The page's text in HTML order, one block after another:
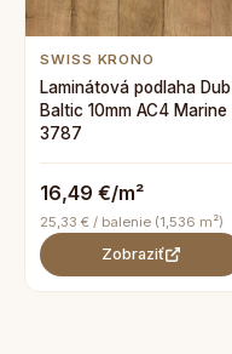
SWISS KRONO
Laminátová podlaha Dub
Baltic 10mm AC4 Marine
3787
16,49 €/m²
25,33 € / balenie (1,536 m²)
Zobraziť